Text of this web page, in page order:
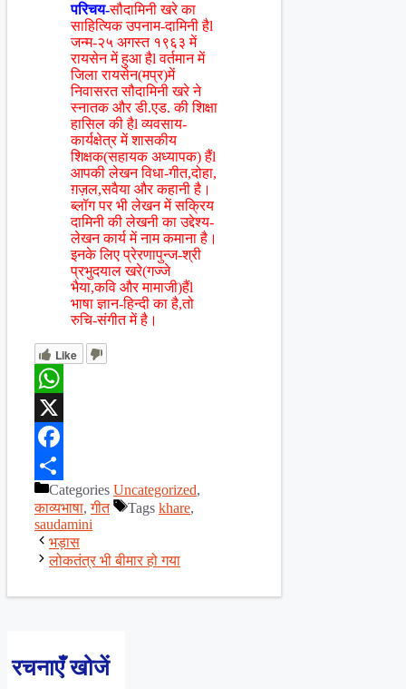
परिचय-सौदामिनी खरे का
साहित्यिक उपनाम-दामिनी हैl
जन्म-२५ अगस्त १९६३ में
रायसेन में हुआ हैl वर्तमान में
जिला रायसेन(मप्र)में
निवासरत सौदामिनी खरे ने
स्नातक और डी.एड. की शिक्षा
हासिल की हैl व्यवसाय-
कार्यक्षेत्र में शासकीय
शिक्षक(सहायक अध्यापक) हैंl
आपकी लेखन विधा-गीत,दोहा,
ग़ज़ल,सवैया और कहानी है।
ब्लॉग पर भी लेखन में सक्रिय
दामिनी की लेखनी का उद्देश्य-
लेखन कार्य में नाम कमाना है।
इनके लिए प्रेरणापुन्ज-श्री
प्रभुदयाल खरे(गज्जे
भैया,कवि और मामाजी)हैंl
भाषा ज्ञान-हिन्दी का है,तो
रुचि-संगीत में है।
Like
WhatsApp
X
Facebook
ShareCategories Uncategorized,
काव्यभाषा,गीत Tags khare,
saudamini
भड़ास
लोकतंत्र भी बीमार हो गया
रचनाएँ खोजें